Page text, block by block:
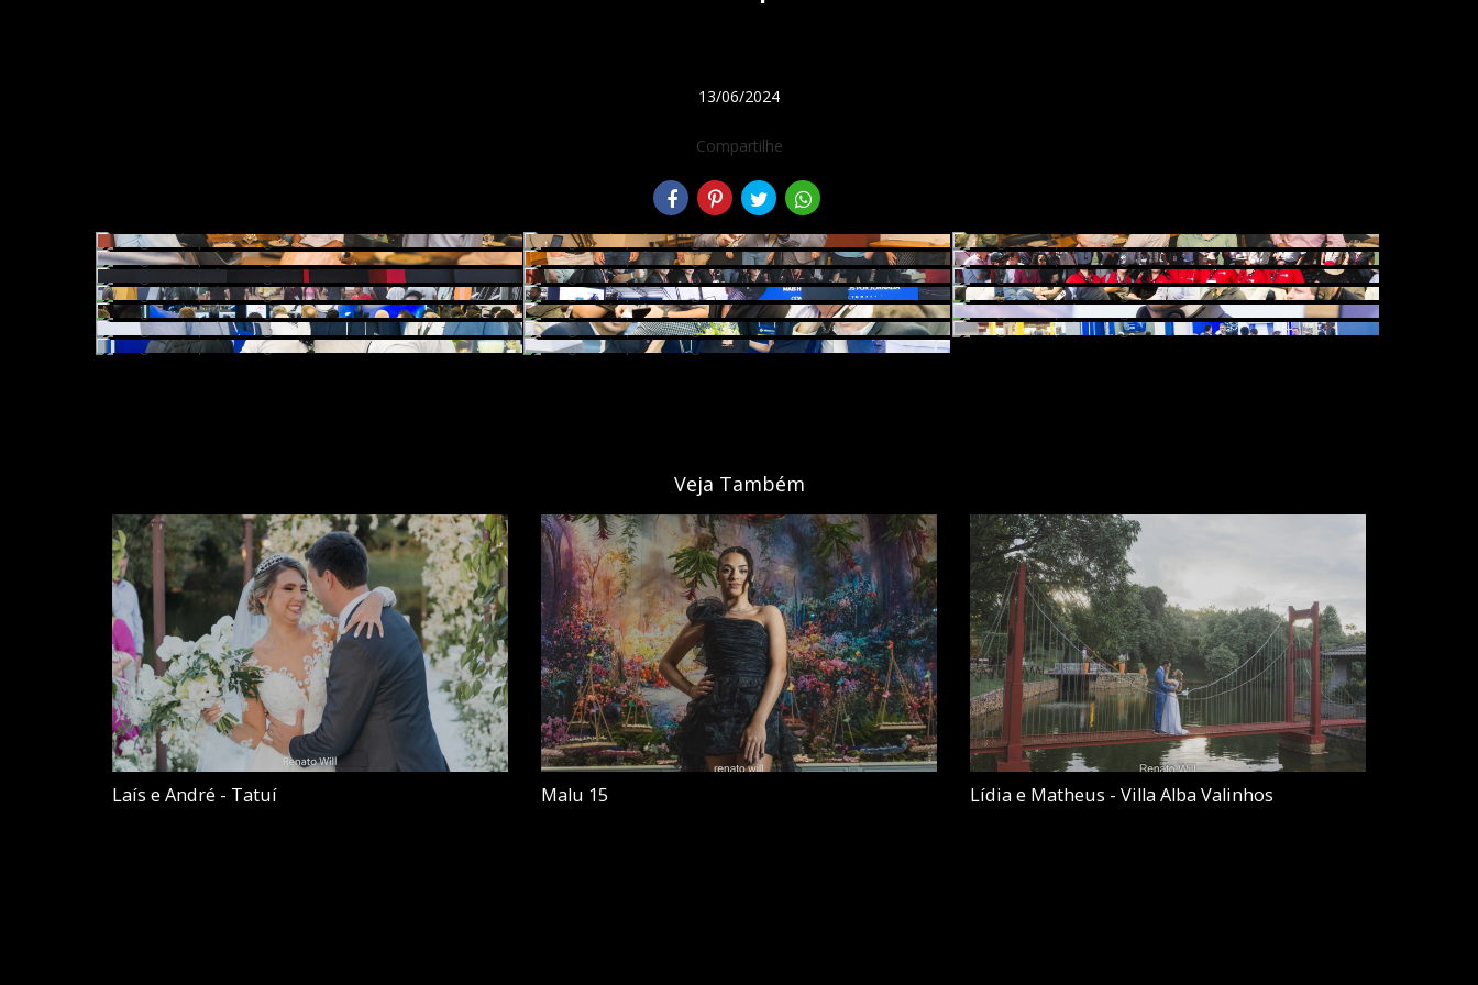
13/06/2024
Compartilhe
Veja Também
Laís e André - Tatuí Malu 15 Lídia e Matheus - Villa Alba Valinhos